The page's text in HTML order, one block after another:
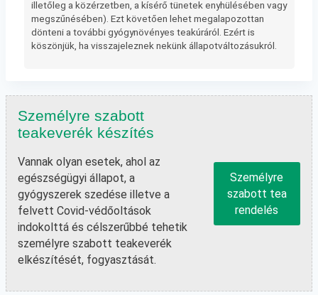
illetőleg a közérzetben, a kísérő tünetek enyhülésében vagy
megszűnésében). Ezt követően lehet megalapozottan
dönteni a további gyógynövényes teakúráról. Ezért is
köszönjük, ha visszajeleznek nekünk állapotváltozásukról.
Személyre szabott
teakeverék készítés
Vannak olyan esetek, ahol az
egészségügyi állapot, a
gyógyszerek szedése illetve a
felvett Covid-védőoltások
indokolttá és célszerűbbé tehetik
személyre szabott teakeverék
elkészítését, fogyasztását.
Személyre
szabott tea
rendelés